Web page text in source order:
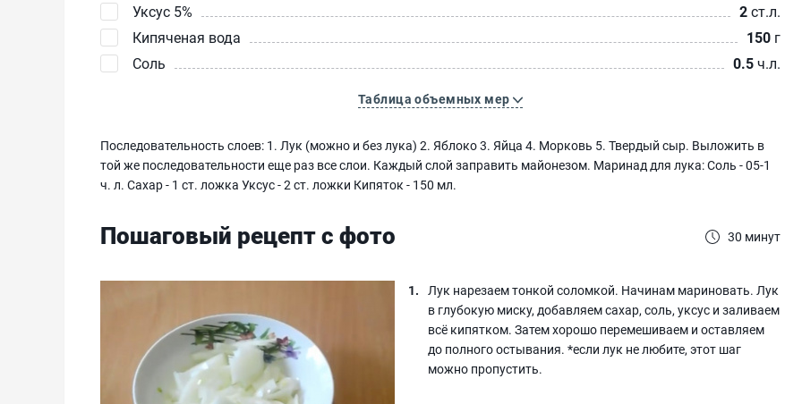
Уксус 5%
2ст.л.
Кипяченая вода
150 г
Соль
0.5ч.л.
Таблица объемных мер
Последовательность слоев: 1. Лук (можно и без лука) 2. Яблоко 3. Яйца 4. Морковь 5. Твердый сыр. Выложить в
той же последовательности еще раз все слои. Каждый слой заправить майонезом. Маринад для лука: Соль - 05-1
ч. л. Сахар - 1 ст. ложка Уксус - 2 ст. ложки Кипяток - 150 мл.
Пошаговый рецепт с фото 30 минут
Лук нарезаем тонкой соломкой. Начинам мариновать. Лук
в глубокую миску, добавляем сахар, соль, уксус и заливаем
всё кипятком. Затем хорошо перемешиваем и оставляем
до полного остывания. *если лук не любите, этот шаг
можно пропустить.